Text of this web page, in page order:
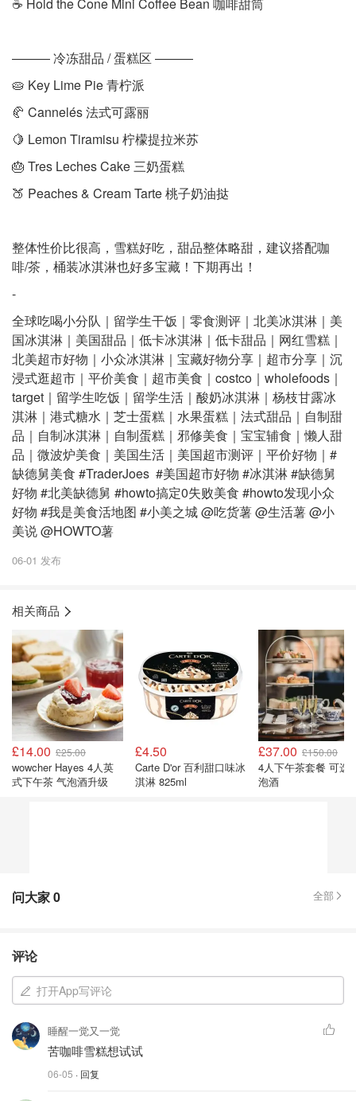
——— 冷冻甜品 / 蛋糕区 ———
🥧 Key Lime Pie 青柠派
🥐 Cannelés 法式可露丽
🍋 Lemon Tiramisu 柠檬提拉米苏
🎂 Tres Leches Cake 三奶蛋糕
🍑 Peaches & Cream Tarte 桃子奶油挞
整体性价比很高，雪糕好吃，甜品整体略甜，建议搭配咖
啡/茶，桶装冰淇淋也好多宝藏！下期再出！
-
全球吃喝小分队｜留学生干饭｜零食测评｜北美冰淇淋｜美
国冰淇淋｜美国甜品｜低卡冰淇淋｜低卡甜品｜网红雪糕｜
北美超市好物｜小众冰淇淋｜宝藏好物分享｜超市分享｜沉
浸式逛超市｜平价美食｜超市美食｜costco｜wholefoods｜
target｜留学生吃饭｜留学生活｜酸奶冰淇淋｜杨枝甘露冰
淇淋｜港式糖水｜芝士蛋糕｜水果蛋糕｜法式甜品｜自制甜
品｜自制冰淇淋｜自制蛋糕｜邪修美食｜宝宝辅食｜懒人甜
品｜微波炉美食｜美国生活｜美国超市测评｜平价好物｜#
缺德舅美食 #TraderJoes #美国超市好物 #冰淇淋 #缺德舅
好物 #北美缺德舅 #howto搞定0失败美食 #howto发现小众
好物 #我是美食活地图 #小美之城 @吃货薯 @生活薯 @小
美说 @HOWTO薯
06-01 发布
相关商品
£14.00 £25.00
wowcher Hayes 4人英
式下午茶 气泡酒升级
£4.50
Carte D'or 百利甜口味冰
淇淋 825ml
£37.00 £150.00
4人下午茶套餐 可选
泡酒
问大家0 全部
评论
打开App写评论
睡醒一觉又一觉
苦咖啡雪糕想试试
06-05 · 回复